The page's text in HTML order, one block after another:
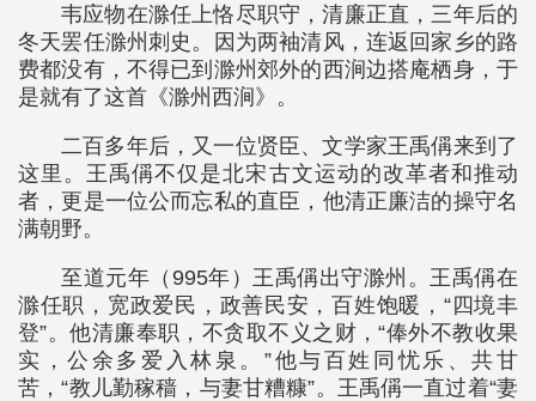
韦应物在滁任上恪尽职守，清廉正直，三年后的
冬天罢任滁州刺史。因为两袖清风，连返回家乡的路
费都没有，不得已到滁州郊外的西涧边搭庵栖身，于
是就有了这首《滁州西涧》。
二百多年后，又一位贤臣、文学家王禹偁来到了
这里。王禹偁不仅是北宋古文运动的改革者和推动
者，更是一位公而忘私的直臣，他清正廉洁的操守名
满朝野。
至道元年（995年）王禹偁出守滁州。王禹偁在
滁任职，宽政爱民，政善民安，百姓饱暖，“四境丰
登”。他清廉奉职，不贪取不义之财，“俸外不教收果
实，公余多爱入林泉。”他与百姓同忧乐、共甘
苦，“教儿勤稼穑，与妻甘糟糠”。王禹偁一直过着“妻